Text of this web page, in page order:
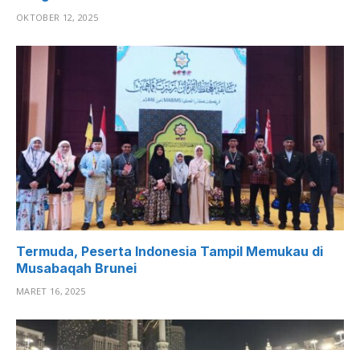
OKTOBER 12, 2025
Termuda, Peserta Indonesia Tampil Memukau di
Musabaqah Brunei
MARET 16, 2025